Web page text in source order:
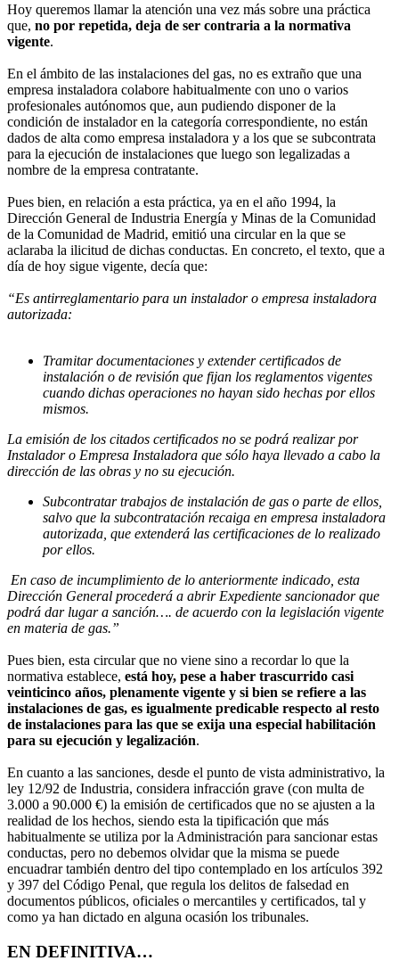
Hoy queremos llamar la atención una vez más sobre una práctica
que, no por repetida, deja de ser contraria a la normativa
vigente.
En el ámbito de las instalaciones del gas, no es extraño que una
empresa instaladora colabore habitualmente con uno o varios
profesionales autónomos que, aun pudiendo disponer de la
condición de instalador en la categoría correspondiente, no están
dados de alta como empresa instaladora y a los que se subcontrata
para la ejecución de instalaciones que luego son legalizadas a
nombre de la empresa contratante.
Pues bien, en relación a esta práctica, ya en el año 1994, la
Dirección General de Industria Energía y Minas de la Comunidad
de la Comunidad de Madrid, emitió una circular en la que se
aclaraba la ilicitud de dichas conductas. En concreto, el texto, que a
día de hoy sigue vigente, decía que:
“Es antirreglamentario para un instalador o empresa instaladora
autorizada:
Tramitar documentaciones y extender certificados de
instalación o de revisión que fijan los reglamentos vigentes
cuando dichas operaciones no hayan sido hechas por ellos
mismos.
La emisión de los citados certificados no se podrá realizar por
Instalador o Empresa Instaladora que sólo haya llevado a cabo la
dirección de las obras y no su ejecución.
Subcontratar trabajos de instalación de gas o parte de ellos,
salvo que la subcontratación recaiga en empresa instaladora
autorizada, que extenderá las certificaciones de lo realizado
por ellos.
En caso de incumplimiento de lo anteriormente indicado, esta
Dirección General procederá a abrir Expediente sancionador que
podrá dar lugar a sanción…. de acuerdo con la legislación vigente
en materia de gas.”
Pues bien, esta circular que no viene sino a recordar lo que la
normativa establece, está hoy, pese a haber trascurrido casi
veinticinco años, plenamente vigente y si bien se refiere a las
instalaciones de gas, es igualmente predicable respecto al resto
de instalaciones para las que se exija una especial habilitación
para su ejecución y legalización.
En cuanto a las sanciones, desde el punto de vista administrativo, la
ley 12/92 de Industria, considera infracción grave (con multa de
3.000 a 90.000 €) la emisión de certificados que no se ajusten a la
realidad de los hechos, siendo esta la tipificación que más
habitualmente se utiliza por la Administración para sancionar estas
conductas, pero no debemos olvidar que la misma se puede
encuadrar también dentro del tipo contemplado en los artículos 392
y 397 del Código Penal, que regula los delitos de falsedad en
documentos públicos, oficiales o mercantiles y certificados, tal y
como ya han dictado en alguna ocasión los tribunales.
EN DEFINITIVA…